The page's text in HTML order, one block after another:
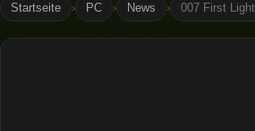
Startseite › PC › News › 007 First